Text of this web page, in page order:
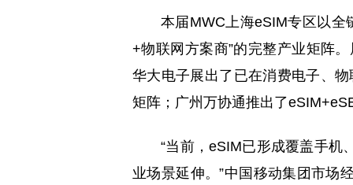
本届MWC上海eSIM专区以全
+物联网方案商”的完整产业矩阵
华大电子展出了已在消费电子、
矩阵；广州万协通推出了
“当前，eSIM已形成覆盖手机
业场景延伸。”中国移动集团市场